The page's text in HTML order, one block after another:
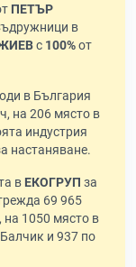
ПЕТЪР
в
с 100%от
в България
на 206 място в
индустрия
настаняване.
в ЕКОГРУП за
69 965
на 1050 място в
и 937 по